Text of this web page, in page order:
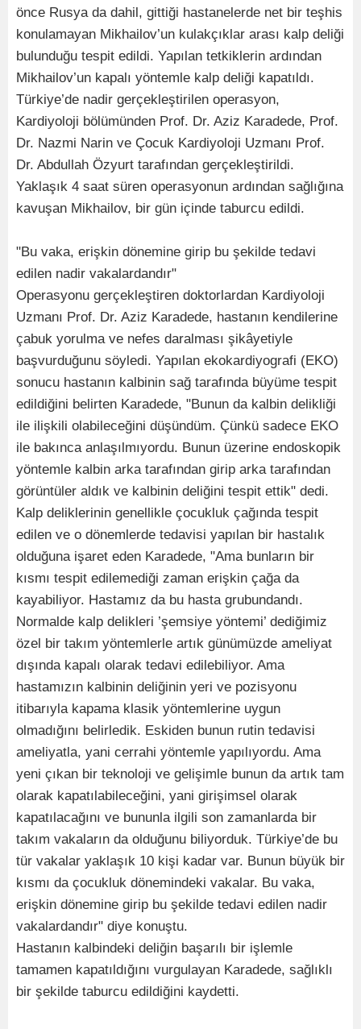
önce Rusya da dahil, gittiği hastanelerde net bir teşhis
konulamayan Mikhailov’un kulakçıklar arası kalp deliği
bulunduğu tespit edildi. Yapılan tetkiklerin ardından
Mikhailov’un kapalı yöntemle kalp deliği kapatıldı.
Türkiye’de nadir gerçekleştirilen operasyon,
Kardiyoloji bölümünden Prof. Dr. Aziz Karadede, Prof.
Dr. Nazmi Narin ve Çocuk Kardiyoloji Uzmanı Prof.
Dr. Abdullah Özyurt tarafından gerçekleştirildi.
Yaklaşık 4 saat süren operasyonun ardından sağlığına
kavuşan Mikhailov, bir gün içinde taburcu edildi.
"Bu vaka, erişkin dönemine girip bu şekilde tedavi
edilen nadir vakalardandır"
Operasyonu gerçekleştiren doktorlardan Kardiyoloji
Uzmanı Prof. Dr. Aziz Karadede, hastanın kendilerine
çabuk yorulma ve nefes daralması şikâyetiyle
başvurduğunu söyledi. Yapılan ekokardiyografi (EKO)
sonucu hastanın kalbinin sağ tarafında büyüme tespit
edildiğini belirten Karadede, "Bunun da kalbin delikliği
ile ilişkili olabileceğini düşündüm. Çünkü sadece EKO
ile bakınca anlaşılmıyordu. Bunun üzerine endoskopik
yöntemle kalbin arka tarafından girip arka tarafından
görüntüler aldık ve kalbinin deliğini tespit ettik" dedi.
Kalp deliklerinin genellikle çocukluk çağında tespit
edilen ve o dönemlerde tedavisi yapılan bir hastalık
olduğuna işaret eden Karadede, "Ama bunların bir
kısmı tespit edilemediği zaman erişkin çağa da
kayabiliyor. Hastamız da bu hasta grubundandı.
Normalde kalp delikleri ’şemsiye yöntemi’ dediğimiz
özel bir takım yöntemlerle artık günümüzde ameliyat
dışında kapalı olarak tedavi edilebiliyor. Ama
hastamızın kalbinin deliğinin yeri ve pozisyonu
itibarıyla kapama klasik yöntemlerine uygun
olmadığını belirledik. Eskiden bunun rutin tedavisi
ameliyatla, yani cerrahi yöntemle yapılıyordu. Ama
yeni çıkan bir teknoloji ve gelişimle bunun da artık tam
olarak kapatılabileceğini, yani girişimsel olarak
kapatılacağını ve bununla ilgili son zamanlarda bir
takım vakaların da olduğunu biliyorduk. Türkiye’de bu
tür vakalar yaklaşık 10 kişi kadar var. Bunun büyük bir
kısmı da çocukluk dönemindeki vakalar. Bu vaka,
erişkin dönemine girip bu şekilde tedavi edilen nadir
vakalardandır" diye konuştu.
Hastanın kalbindeki deliğin başarılı bir işlemle
tamamen kapatıldığını vurgulayan Karadede, sağlıklı
bir şekilde taburcu edildiğini kaydetti.